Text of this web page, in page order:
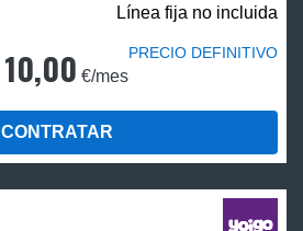
Línea fija no incluida
10,00 €/mes
PRECIO DEFINITIVO
CONTRATAR